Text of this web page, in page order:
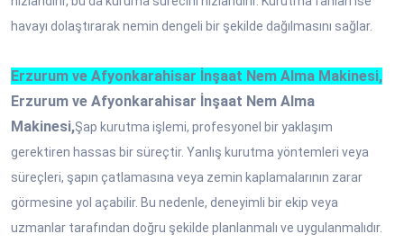
havayı dolaştırarak nemin dengeli bir şekilde dağılmasını sağlar.
Erzurum ve Afyonkarahisar İnşaat Nem Alma Makinesi,
Erzurum ve Afyonkarahisar İnşaat Nem Alma
Makinesi,Şap kurutma işlemi, profesyonel bir yaklaşım
gerektiren hassas bir süreçtir. Yanlış kurutma yöntemleri veya
süreçleri, şapın çatlamasına veya zemin kaplamalarının zarar
görmesine yol açabilir. Bu nedenle, deneyimli bir ekip veya
uzmanlar tarafından doğru şekilde planlanmalı ve uygulanmalıdır.